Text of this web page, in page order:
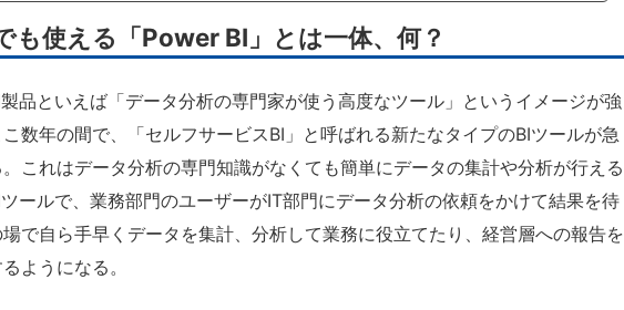
使える「Power BI」とは一体、何？
品といえば「データ分析の専門家が使う高度なツール」というイメージが強
数年の間で、「セルフサービスBI」と呼ばれる新たなタイプのBIツールが急
これはデータ分析の専門知識がなくても簡単にデータの集計や分析が行える
ールで、業務部門のユーザーがIT部門にデータ分析の依頼をかけて結果を待
で自ら手早くデータを集計、分析して業務に役立てたり、経営層への報告を
ようになる。